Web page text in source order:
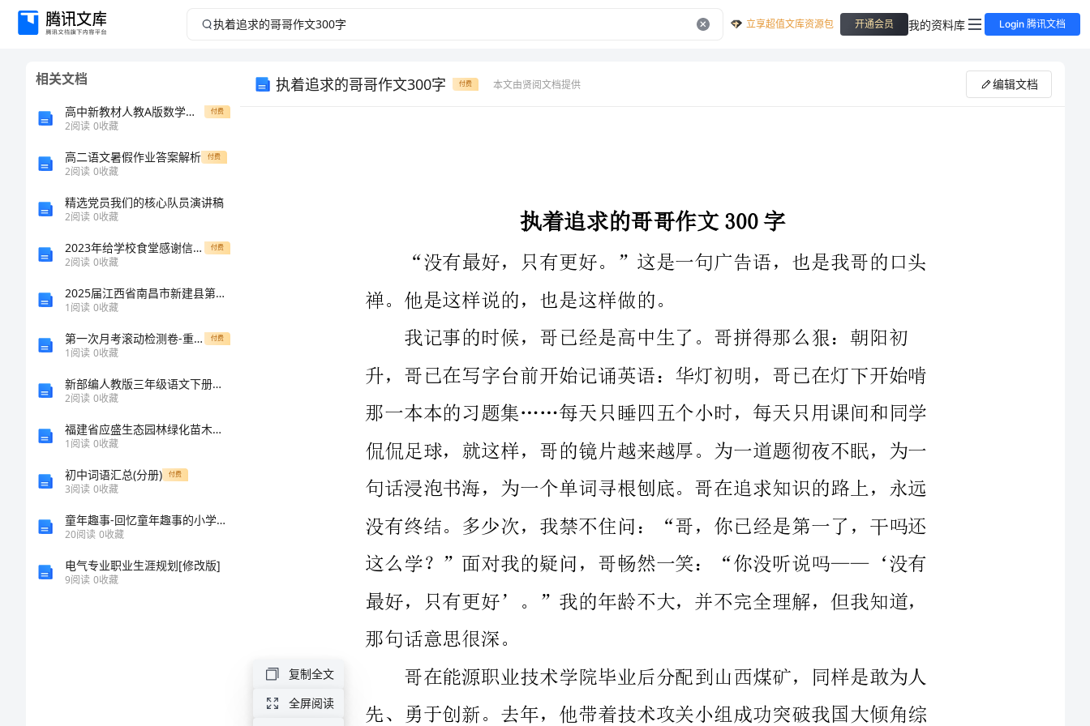
执
300
立享超值文库资源包 开通会员 我的资料库 Login 腾讯文档
相关文档
高中新教材人教A版数学课后习题 选择性必修第一册 复习课 第1课时 空间向量与立体几何 WORD版含解析 付费
2阅读 0收藏
高二语文暑假作业答案解析 付费
2阅读 0收藏
精选党员我们的核心队员演讲稿
2阅读 0收藏
2023年给学校食堂感谢信（实用） 付费
2阅读 0收藏
2025届江西省南昌市新建县第一中学高二生物学第一学期期末复习检测试题含解析
1阅读 0收藏
第一次月考滚动检测卷-重庆市兴龙湖中学数学七年级上册第三章一元一次方程方程同步训练练习题（含答案详解） 付费
1阅读 0收藏
新部编人教版三年级语文下册期中考试题(必考题)
2阅读 0收藏
福建省应盛生态园林绿化苗木有限公司介绍企业发展分析报告
1阅读 0收藏
初中词语汇总(分册) 付费
3阅读 0收藏
童年趣事-回忆童年趣事的小学生作文500字
20阅读 0收藏
电气专业职业生涯规划[修改版]
9阅读 0收藏
执着追求的哥哥作文300字 付费 本文由贤阅文档提供 编辑文档
际情况，摸索出了一套适应实际的综采模式，实现了检修与生产的
有机结合，在短时间内实现了技术水平等方面的快速提高，收到了
禅。他是这样说的，也是这样做的。
我记事的时候，哥已经是高中生了。哥拼得那么狠：朝阳初
句话浸泡书海，为一个单词寻根刨底。哥在追求知识的路上，永远
没有终结。多少次，我禁不住问：“哥，你已经是第一了，干吗还
这么学？”面对我的疑问，哥畅然一笑：“你没听说吗——‘没有
那句话意思很深。
哥在能源职业技术学院毕业后分配到山西煤矿，同样是敢为人
先、勇于创新。去年，他带着技术攻关小组成功突破我国大倾角综
复制全文
全屏阅读